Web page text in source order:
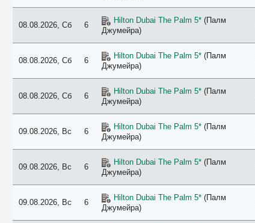
08.08.2026, Сб 6
Hilton Dubai The Palm 5*(Палм
Джумейра)
08.08.2026, Сб 6
Hilton Dubai The Palm 5*(Палм
Джумейра)
08.08.2026, Сб 6
Hilton Dubai The Palm 5*(Палм
Джумейра)
09.08.2026, Вс 6
Hilton Dubai The Palm 5*(Палм
Джумейра)
09.08.2026, Вс 6
Hilton Dubai The Palm 5*(Палм
Джумейра)
09.08.2026, Вс 6
Hilton Dubai The Palm 5*(Палм
Джумейра)